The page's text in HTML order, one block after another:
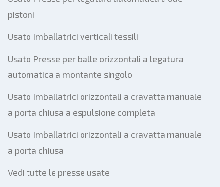
pistoni
Usato Imballatrici verticali tessili
Usato Presse per balle orizzontali a legatura
automatica a montante singolo
Usato Imballatrici orizzontali a cravatta manuale
a porta chiusa a espulsione completa
Usato Imballatrici orizzontali a cravatta manuale
a porta chiusa
Vedi tutte le presse usate